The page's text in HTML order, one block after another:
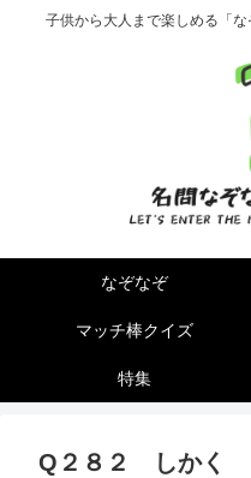
子供から大人まで楽しめる「な
なぞなぞ
マッチ棒クイズ
特集
Q２８２ しかく